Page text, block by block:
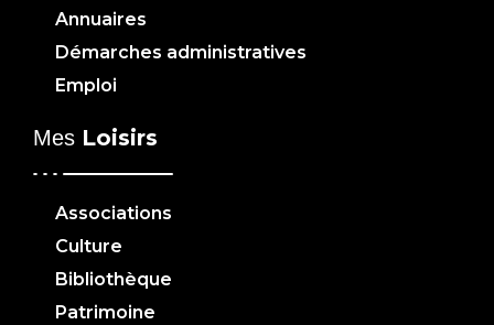
Annuaires
Démarches administratives
Emploi
Mes Loisirs
Associations
Culture
Bibliothèque
Patrimoine